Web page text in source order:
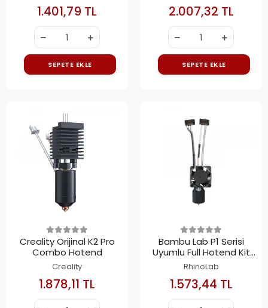
1.401,79 TL
SEPETE EKLE
2.007,32 TL
SEPETE EKLE
Creality Orijinal K2 Pro
Combo Hotend
Creality
1.878,11 TL
Bambu Lab P1 Serisi
Uyumlu Full Hotend Kit
0.4mm
RhinoLab
1.573,44 TL